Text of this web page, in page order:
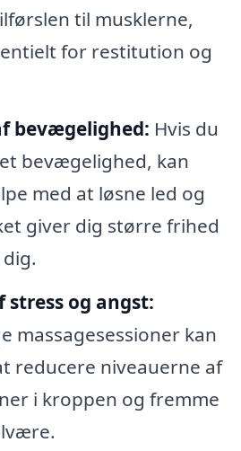
til musklerne,
for restitution og
bevægelighed: Hvis du
bevægelighed, kan
med at løsne led og
giver dig større frihed
stress og angst:
massagesessioner kan
reducere niveauerne af
i kroppen og fremme